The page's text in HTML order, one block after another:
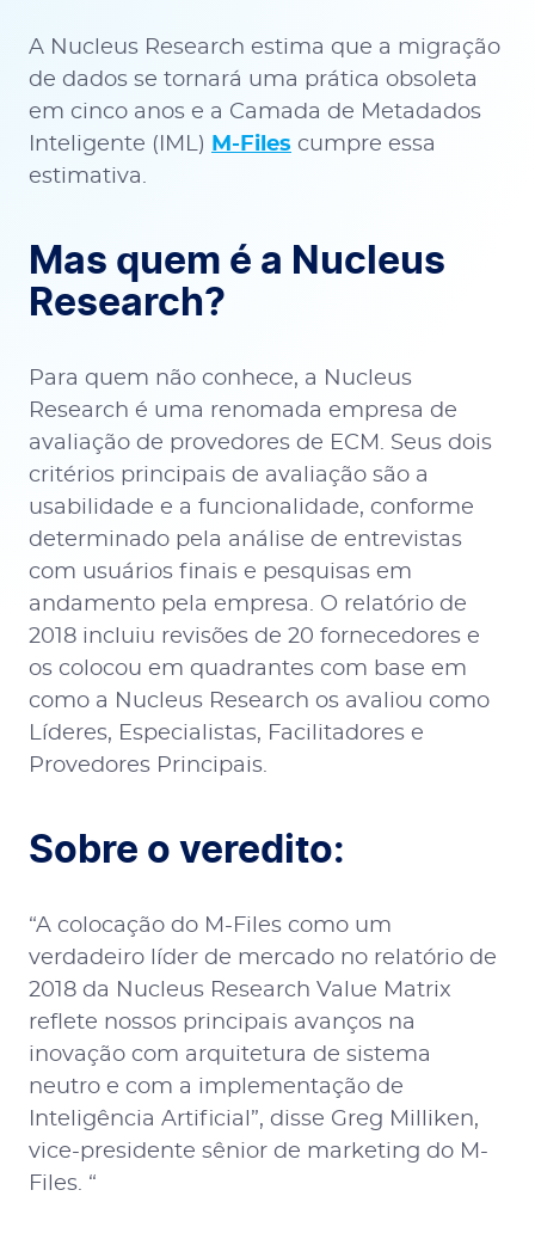
A Nucleus Research estima que a migração
de dados se tornará uma prática obsoleta
em cinco anos e a Camada de Metadados
Inteligente (IML)
M-Files cumpre essa
estimativa.
Mas quem é a Nucleus
Research?
Para quem não conhece, a Nucleus
Research é uma renomada empresa de
avaliação de provedores de ECM. Seus dois
critérios principais de avaliação são a
usabilidade e a funcionalidade, conforme
determinado pela análise de entrevistas
com usuários finais e pesquisas em
andamento pela empresa. O relatório de
2018 incluiu revisões de 20 fornecedores e
os colocou em quadrantes com base em
como a Nucleus Research os avaliou como
Líderes, Especialistas, Facilitadores e
Provedores Principais.
Sobre o veredito:
“A colocação do M-Files como um
verdadeiro líder de mercado no relatório de
2018 da Nucleus Research Value Matrix
reflete nossos principais avanços na
inovação com arquitetura de sistema
neutro e com a implementação de
Inteligência Artificial”, disse Greg Milliken,
vice-presidente sênior de marketing do M-
Files. “